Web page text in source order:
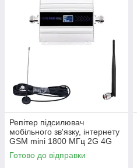
Репітер підсилювач
мобільного зв'язку, інтернету
GSM mini 1800 МГц 2G 4G
LTE (комплект +
всеспрямовані антени)
Готово до відправки